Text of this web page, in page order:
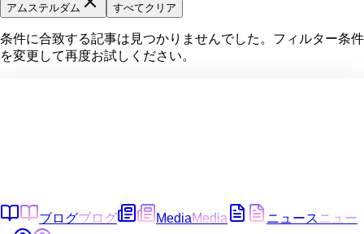
アムステルダム すべてクリア
条件に合致する記事は見つかりませんでした。フィルター条件
を変更して再度お試しください。
ブログブログ MediaMedia ニュース ニュー